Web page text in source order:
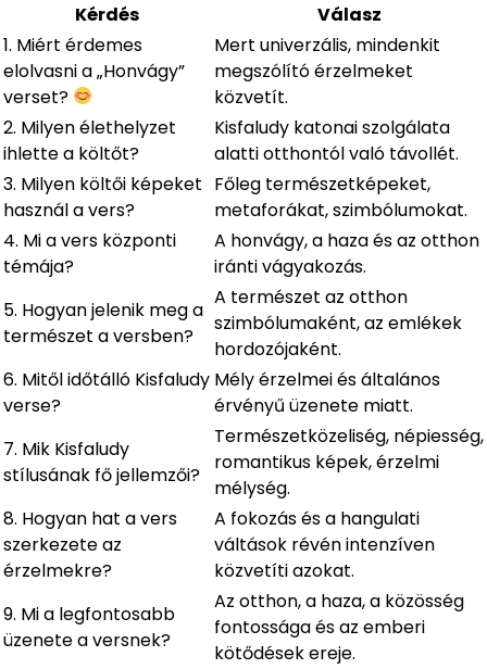
Kérdés
Válasz
1. Miért érdemes
elolvasni a „Honvágy”
verset?
Mert univerzális, mindenkit
megszólító érzelmeket
közvetít.
2. Milyen élethelyzet
ihlette a költőt?
Kisfaludy katonai szolgálata
alatti otthontól való távollét.
3. Milyen költői képeket
használ a vers?
Főleg természetképeket,
metaforákat, szimbólumokat.
4. Mi a vers központi
témája?
A honvágy, a haza és az otthon
iránti vágyakozás.
5. Hogyan jelenik meg a
természet a versben?
A természet az otthon
szimbólumaként, az emlékek
hordozójaként.
6. Mitől időtálló Kisfaludy
verse?
Mély érzelmei és általános
érvényű üzenete miatt.
7. Mik Kisfaludy
stílusának fő jellemzői?
Természetközeliség, népiesség,
romantikus képek, érzelmi
mélység.
8. Hogyan hat a vers
szerkezete az
érzelmekre?
A fokozás és a hangulati
váltások révén intenzíven
közvetíti azokat.
9. Mi a legfontosabb
üzenete a versnek?
Az otthon, a haza, a közösség
fontossága és az emberi
kötődések ereje.